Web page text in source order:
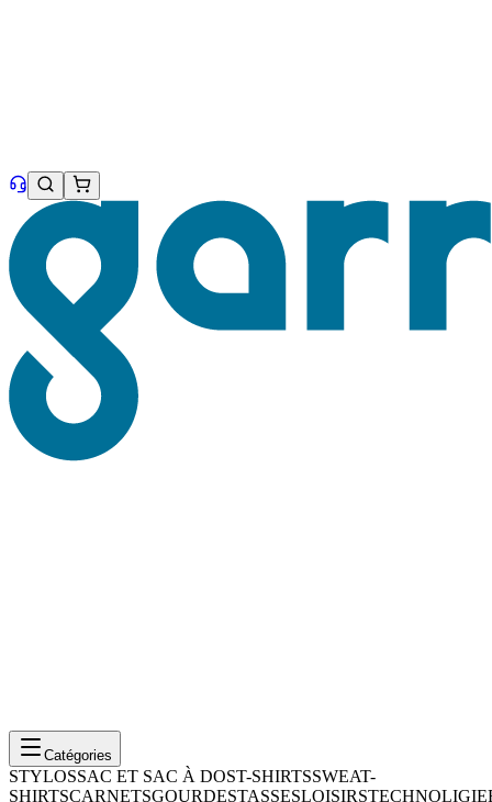
Catégories
STYLOSSAC ET SAC À DOST-SHIRTSSWEAT-
SHIRTSCARNETSGOURDESTASSESLOISIRSTECHNOLIGIE